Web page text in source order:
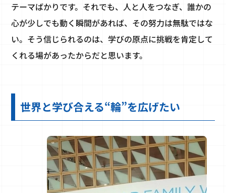
テーマばかりです。それでも、人と人をつなぎ、誰かの
心が少しでも動く瞬間があれば、その努力は無駄ではな
い。そう信じられるのは、学びの原点に挑戦を肯定して
くれる場があったからだと思います。
世界と学び合える“輪”を広げたい